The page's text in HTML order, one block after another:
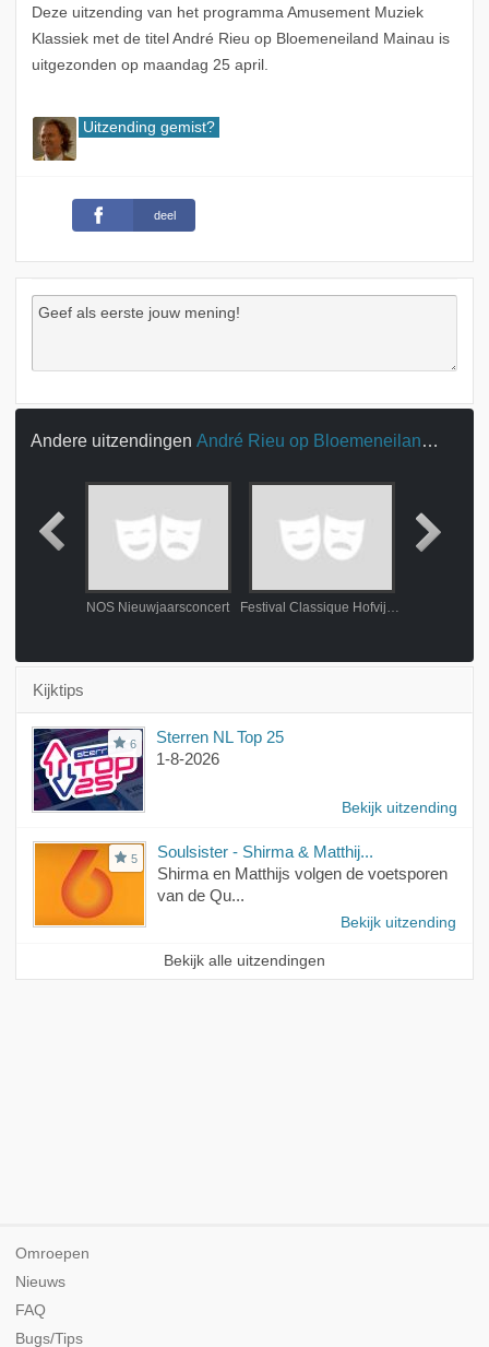
Deze uitzending van het programma Amusement Muziek
Klassiek met de titel André Rieu op Bloemeneiland Mainau is
uitgezonden op maandag 25 april.
Uitzending gemist?
deel
Andere uitzendingen André Rieu op Bloemeneiland Mainau
NOS Nieuwjaarsconcert Festival Classique Hofvijverconcert
Kijktips
6
Sterren NL Top 25
1-8-2026
Bekijk uitzending
5
Soulsister - Shirma & Matthij...
Shirma en Matthijs volgen de voetsporen
van de Qu...
Bekijk uitzending
Bekijk alle uitzendingen
Omroepen
Nieuws
FAQ
Bugs/Tips